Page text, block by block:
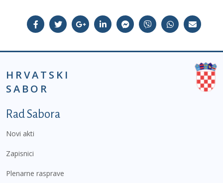
HRVATSKI
SABOR
Podnožje prvi izbornik
Rad Sabora
Novi akti
Zapisnici
Plenarne rasprave